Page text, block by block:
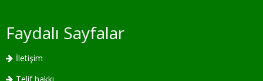
Faydalı Sayfalar
İletişim